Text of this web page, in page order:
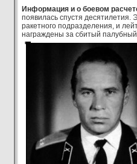
Информация и о боевом
появилась спустя
ракетного подразделения, и
награждены за сбитый